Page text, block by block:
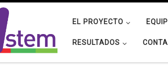
EL PROYECTO
RESULTADOS